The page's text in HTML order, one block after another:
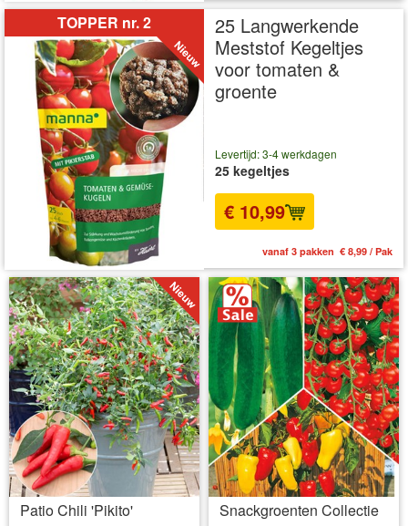
TOPPER nr. 2
25 Langwerkende
Meststof Kegeltjes
voor tomaten &
groente
Levertijd: 3-4 werkdagen
25 kegeltjes
€ 10,99
vanaf 3 pakken € 8,99 / Pak
Patio Chili 'Pikito' Snackgroenten Collectie